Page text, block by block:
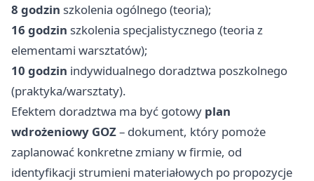
8 godzin szkolenia ogólnego (teoria);
16 godzin szkolenia specjalistycznego (teoria z
elementami warsztatów);
10 godzin indywidualnego doradztwa poszkolnego
(praktyka/warsztaty).
Efektem doradztwa ma być gotowy plan
wdrożeniowy GOZ– dokument, który pomoże
zaplanować konkretne zmiany w firmie, od
identyfikacji strumieni materiałowych po propozycje